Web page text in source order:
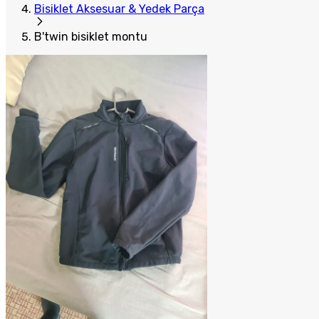
Bisiklet Aksesuar & Yedek Parça
B'twin bisiklet montu